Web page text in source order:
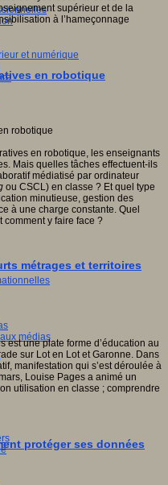
et numérique
médias
supérieur et de la
à l’hameçonnage
en robotique
en robotique, les enseignants
Mais quelles tâches effectuent-ils
médiatisé par ordinateur
ou CSCL) en classe ? Et quel type
minutieuse, gestion des
à une charge constante. Quel
comment y faire face ?
métrages et territoires
est une plate forme d’éducation au
sur Lot en Lot et Garonne. Dans
manifestation qui s’est déroulée à
Louise Pages a animé un
utilisation en classe ; comprendre
protéger ses données